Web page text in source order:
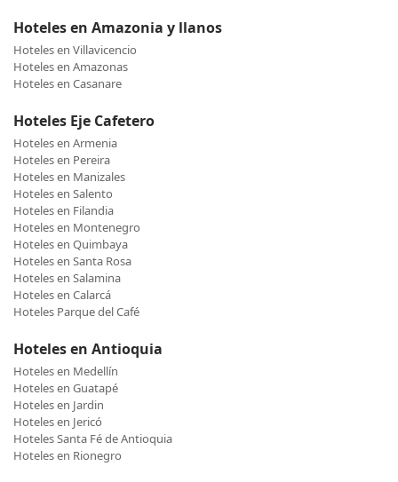
Hoteles en Amazonia y llanos
Hoteles en Villavicencio
Hoteles en Amazonas
Hoteles en Casanare
Hoteles Eje Cafetero
Hoteles en Armenia
Hoteles en Pereira
Hoteles en Manizales
Hoteles en Salento
Hoteles en Filandia
Hoteles en Montenegro
Hoteles en Quimbaya
Hoteles en Santa Rosa
Hoteles en Salamina
Hoteles en Calarcá
Hoteles Parque del Café
Hoteles en Antioquia
Hoteles en Medellín
Hoteles en Guatapé
Hoteles en Jardin
Hoteles en Jericó
Hoteles Santa Fé de Antioquia
Hoteles en Rionegro